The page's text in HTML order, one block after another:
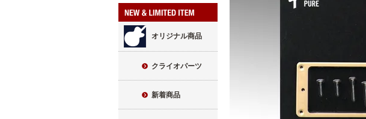
オリジナル商品
クライオパーツ
新着商品